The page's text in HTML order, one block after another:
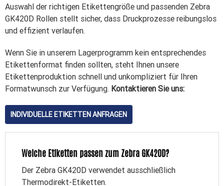
Auswahl der richtigen Etikettengröße und passenden Zebra
GK420D Rollen stellt sicher, dass Druckprozesse reibungslos
und effizient verlaufen.
Wenn Sie in unserem Lagerprogramm kein entsprechendes
Etikettenformat finden sollten, steht Ihnen unsere
Etikettenproduktion schnell und unkompliziert für Ihren
Formatwunsch zur Verfügung. Kontaktieren Sie uns:
INDIVIDUELLE ETIKETTEN ANFRAGEN
Welche Etiketten passen zum Zebra GK420D?
Der Zebra GK420D verwendet ausschließlich
Thermodirekt-Etiketten.